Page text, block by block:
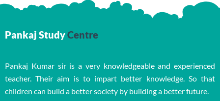
Pankaj StudyCentre
Pankaj Kumar sir is a very knowledgeable and experienced
teacher. Their aim is to impart better knowledge. So that
children can build a better society by building a better future.